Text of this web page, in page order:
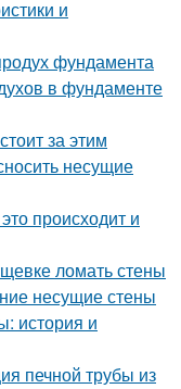
и
фундамента
в фундаменте
за этим
несущие
происходит и
ломать стены
несущие стены
история и
печной трубы из